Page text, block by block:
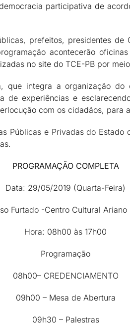
participativa de
prefeitos, presidentes de
acontecerão
no site do TCE-PB por
que integra a organização
de experiências e
com os cidadãos, para
Públicas e Privadas do
PROGRAMAÇÃO COMPLETA
Data: 29/05/2019 (Quarta-Feira)
Furtado -Centro Cultural Ariano
Hora: 08h00 às 17h00
Programação
08h00– CREDENCIAMENTO
09h00 – Mesa de Abertura
09h30 – Palestras